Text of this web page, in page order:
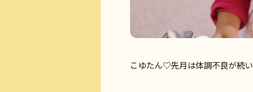
こゆたん♡先月は体調不良が続